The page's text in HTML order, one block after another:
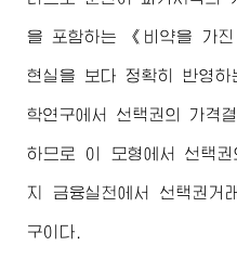
을 포함하는 《비약을 가진
현실을 보다 정확히 반영
학연구에서 선택권의 가격
하므로 이 모형에서 선택
지 금융실천에서 선택권거
구이다.